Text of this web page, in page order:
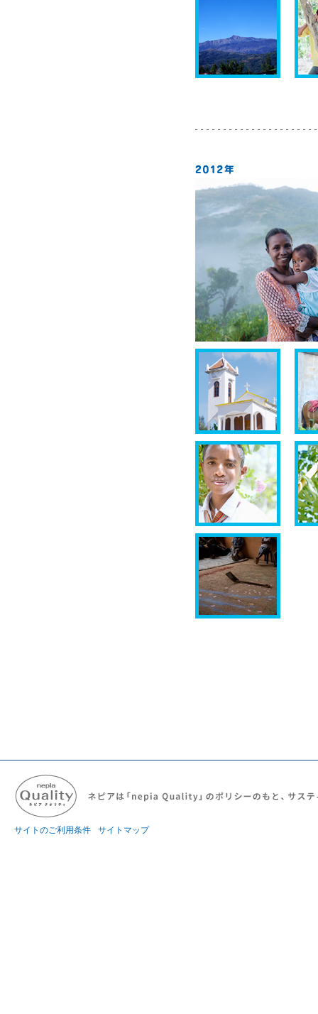
サイトのご利用条件 サイトマップ